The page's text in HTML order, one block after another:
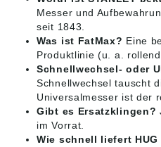
Messer und
seit 1843.
Was ist FatMax? Eine
Produktlinie (u. a.
Schnellwechsel- oder
Schnellwechsel tauscht
Universalmesser ist der
Gibt es Ersatzklingen?
im Vorrat.
Wie schnell liefert HUG